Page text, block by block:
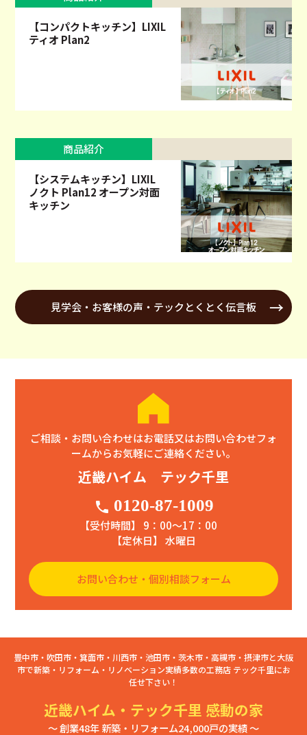
【コンパクトキッチン】LIXIL
ティオ Plan2
商品紹介
【システムキッチン】LIXIL
ノクト Plan12 オープン対面
キッチン
見学会・お客様の声・テックとくとく伝言板
ご相談・お問い合わせはお電話又はお問い合わせフォ
ームからお気軽にご連絡ください。
近畿ハイム テック千里
phone 0120-87-1009
【受付時間】 9：00〜17：00
【定休日】 水曜日
お問い合わせ・個別相談フォーム
豊中市・吹田市・箕面市・川西市・池田市・茨木市・高槻市・摂津市と大阪
市で新築・リフォーム・リノベーション実績多数の工務店 テック千里にお
任せ下さい！
近畿ハイム・テック千里 感動の家
～ 創業48年 新築・リフォーム24,000戸の実績 ～